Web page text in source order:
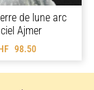
de lune arc
Ajmer
98.50